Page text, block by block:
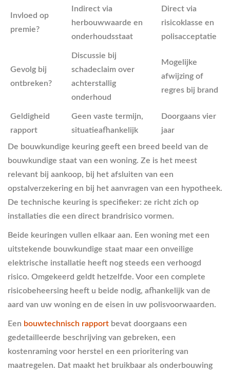
Invloed op
premie?
Indirect via
herbouwwaarde en
onderhoudsstaat
Direct via
risicoklasse en
polisacceptatie
Gevolg bij
ontbreken?
Discussie bij
schadeclaim over
achterstallig
onderhoud
Mogelijke
afwijzing of
regres bij brand
Geldigheid
rapport
Geen vaste termijn,
situatieafhankelijk
Doorgaans vier
jaar
De bouwkundige keuring geeft een breed beeld van de
bouwkundige staat van een woning. Ze is het meest
relevant bij aankoop, bij het afsluiten van een
opstalverzekering en bij het aanvragen van een hypotheek.
De technische keuring is specifieker: ze richt zich op
installaties die een direct brandrisico vormen.
Beide keuringen vullen elkaar aan. Een woning met een
uitstekende bouwkundige staat maar een onveilige
elektrische installatie heeft nog steeds een verhoogd
risico. Omgekeerd geldt hetzelfde. Voor een complete
risicobeheersing heeft u beide nodig, afhankelijk van de
aard van uw woning en de eisen in uw polisvoorwaarden.
Een bouwtechnisch rapport bevat doorgaans een
gedetailleerde beschrijving van gebreken, een
kostenraming voor herstel en een prioritering van
maatregelen. Dat maakt het bruikbaar als onderbouwing